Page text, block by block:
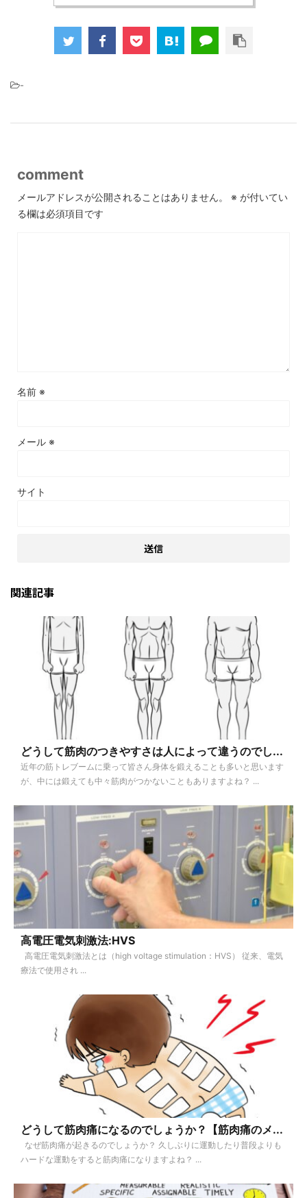
-
comment
メールアドレスが公開されることはありません。 ※ が付いてい
る欄は必須項目です
名前 ※
メール ※
サイト
関連記事
どうして筋肉のつきやすさは人によって違うのでし...
近年の筋トレブームに乗って皆さん身体を鍛えることも多いと思います
が、中には鍛えても中々筋肉がつかないこともありますよね？ ...
高電圧電気刺激法:HVS
高電圧電気刺激法とは（high voltage stimulation：HVS） 従来、電気
療法で使用され ...
どうして筋肉痛になるのでしょうか？【筋肉痛のメ...
なぜ筋肉痛が起きるのでしょうか？ 久しぶりに運動したり普段よりも
ハードな運動をすると筋肉痛になりますよね？ ...